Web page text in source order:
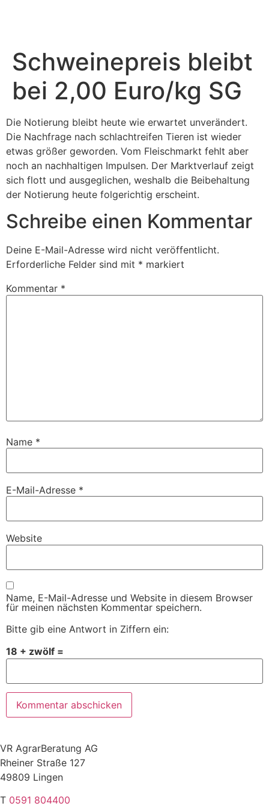
Schweinepreis bleibt
bei 2,00 Euro/kg SG
Die Notie­rung bleibt heute wie erwartet unver­än­dert.
Die Nach­frage nach schlacht­reifen Tieren ist wieder
etwas größer geworden. Vom Fleisch­markt fehlt aber
noch an nach­hal­tigen Impulsen. Der Markt­ver­lauf zeigt
sich flott und ausge­gli­chen, weshalb die Beibe­hal­tung
der Notie­rung heute folge­richtig erscheint.
Schreibe einen Kommentar
Deine E-Mail-Adresse wird nicht veröffentlicht.
Erforderliche Felder sind mit * markiert
Kommentar *
Name *
E-Mail-Adresse *
Website
Name, E-Mail-Adresse und Website in diesem Browser
für meinen nächsten Kommentar speichern.
Bitte gib eine Antwort in Ziffern ein:
18 + zwölf =
VR AgrarBeratung AG
Rheiner Straße 127
49809 Lingen
T 0591 804400